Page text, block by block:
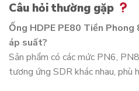
Câu hỏi thường gặp
Ống HDPE PE80 Tiền
áp suất?
Sản phẩm có các mức PN6,
tương ứng SDR khác nhau, phù